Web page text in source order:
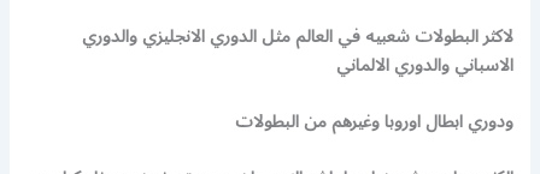
لاكثر البطولات شعبيه في العالم مثل الدوري الانجليزي والدوري
الاسباني والدوري الالماني
ودوري ابطال اوروبا وغيرهم من البطولات